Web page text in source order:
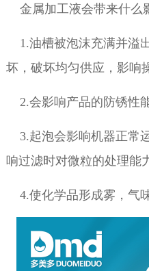
金属加工液会带来什么
1.油槽被泡沫充满并溢
坏，破坏均匀供应，影响
2.会影响产品的防锈性
3.起泡会影响机器正常
响过滤时对微粒的处理能
4.使化学品形成雾，气